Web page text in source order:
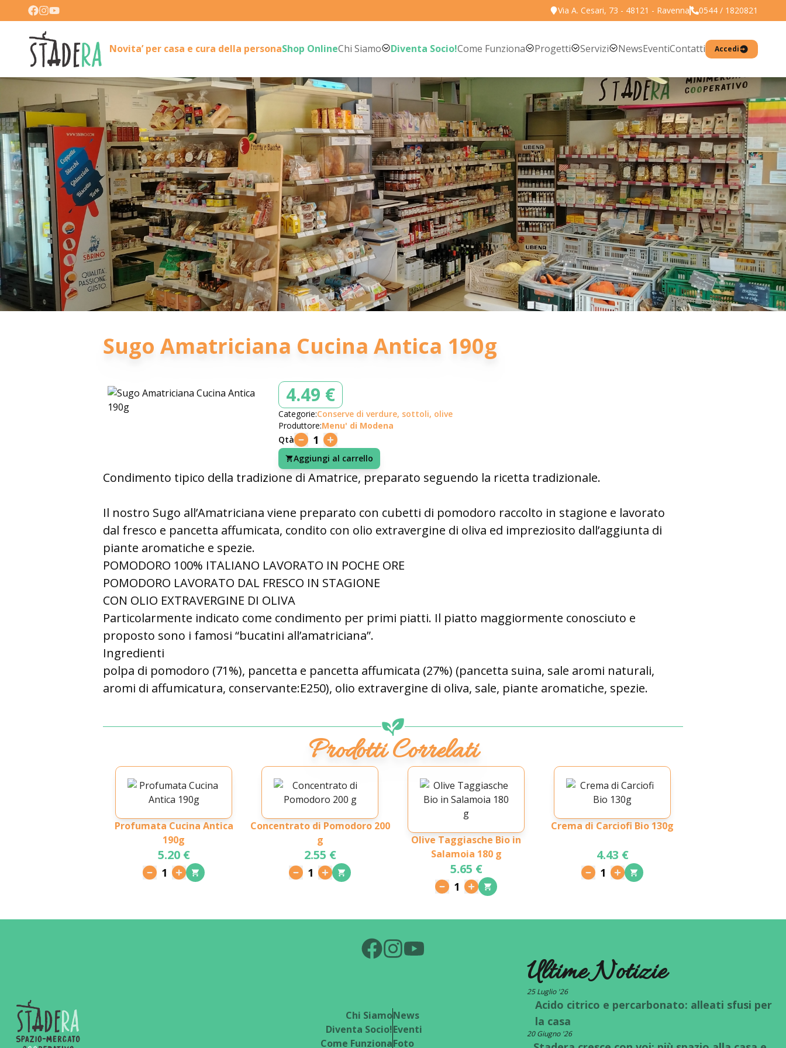
Via A. Cesari, 73 - 48121 - Ravenna 0544 / 1820821
Novita’ per casa e cura della personaShop OnlineChi Siamo Diventa Socio!Come Funziona Progetti Servizi NewsEventiContatti Accedi
Sugo Amatriciana Cucina Antica 190g
4.49 €
Categorie:Conserve di verdure, sottoli, olive
Produttore:Menu' di Modena
Qtà
1
Aggiungi al carrello
Condimento tipico della tradizione di Amatrice, preparato seguendo la ricetta tradizionale.
Il nostro Sugo all’Amatriciana viene preparato con cubetti di pomodoro raccolto in stagione e lavorato
dal fresco e pancetta affumicata, condito con olio extravergine di oliva ed impreziosito dall’aggiunta di
piante aromatiche e spezie.
POMODORO 100% ITALIANO LAVORATO IN POCHE ORE
POMODORO LAVORATO DAL FRESCO IN STAGIONE
CON OLIO EXTRAVERGINE DI OLIVA
Particolarmente indicato come condimento per primi piatti. Il piatto maggiormente conosciuto e
proposto sono i famosi “bucatini all’amatriciana”.
Ingredienti
polpa di pomodoro (71%), pancetta e pancetta affumicata (27%) (pancetta suina, sale aromi naturali,
aromi di affumicatura, conservante:E250), olio extravergine di oliva, sale, piante aromatiche, spezie.
Prodotti Correlati
Profumata Cucina Antica
190g
5.20 €
1
Concentrato di Pomodoro 200
g
2.55 €
1
Olive Taggiasche Bio in
Salamoia 180 g
5.65 €
1
Crema di Carciofi Bio 130g
4.43 €
1
Chi Siamo
Diventa Socio!
Come Funziona
News
Eventi
Foto
Ultime Notizie
25 Luglio '26
Acido citrico e percarbonato: alleati sfusi per
la casa
20 Giugno '26